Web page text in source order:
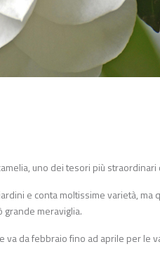
uno dei tesori più straordinari
e conta moltissime varietà,
grande meraviglia.
va da febbraio fino ad aprile per le